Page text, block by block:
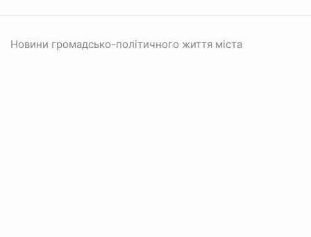
Новини громадсько-політичного життя міста